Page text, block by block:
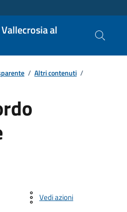
al
/ Altri contenuti /
Vedi azioni